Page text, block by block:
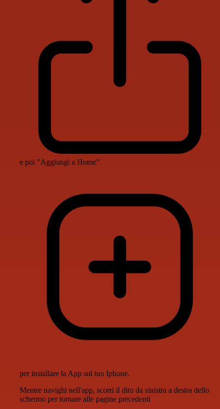
e poi "Aggiungi a Home"
per installare la App sul tuo Iphone.
Mentre navighi nell'app, scorri il dito da sinistra a destra dello
schermo per tornare alle pagine precedenti